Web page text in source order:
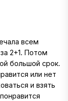
всем
2+1. Потом
большой срок.
или нет
и взять